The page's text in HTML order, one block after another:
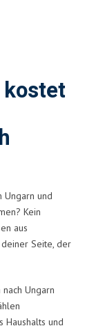
kostet
Ungarn und
Kein
aus
Seite, der
Ungarn
und